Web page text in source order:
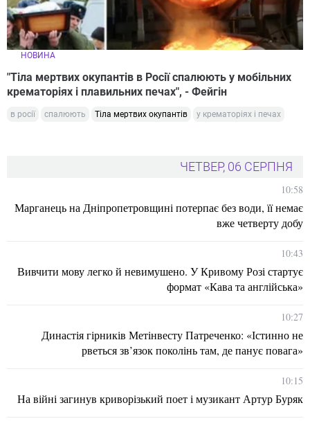
НОВИНА
"Тіла мертвих окупантів в Росії спалюють у мобільних
крематоріях і плавильних печах", - Фейгін
в росії спалюють Тіла мертвих окупантів у крематоріях і печах
ЧЕТВЕР, 06 СЕРПНЯ
10:58
Марганець на Дніпропетровщині потерпає без води, її немає
вже четверту добу
10:43
Вивчити мову легко й невимушено. У Кривому Розі стартує
формат «Кава та англійська»
10:27
Династія гірників Метінвесту Патреченко: «Істинно не
рветься зв’язок поколінь там, де панує повага»
10:15
На війні загинув криворізький поет і музикант Артур Буряк